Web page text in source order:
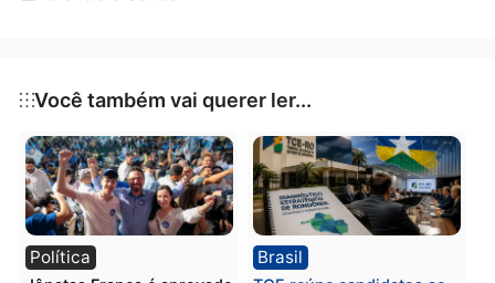
Categorias
Ciência & Saúde